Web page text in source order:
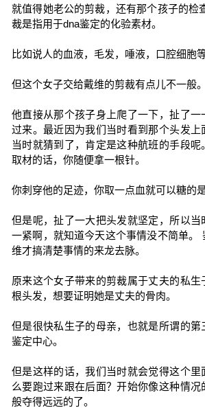
就值得她老公的剪裁，还有那个孩子的检
裁是指用于dna鉴定的化验素材。
比如说人的血液，毛发，唾液，口腔细胞等
但这个女子交给戴维的剪裁有点儿不一般。
他直接从那个孩子身上爬了一下，扯了一
过来。最近因为我们当时看到那个头发上
当时就猜到了，肯定是这种航班的手段
取材的话，你随便拿一根针。
你刺穿他的足迹，你取一点血就可以糖的
但是呢，扯了一大把头发就坚定，所以当
一紧啊，就知道今天这个事情没不简单。
维才搞清楚事情的来龙去脉。
原来这个女子带来的剪裁属于丈夫的私
根头发，想要证明她是丈夫的骨肉。
但是很快私生子的母亲，也就是所谓的第
鉴定中心。
但是这样的话，我们当时就会觉得这个里
么要跑过来跟在后面？开始你像这种情
般夺得远远的了。